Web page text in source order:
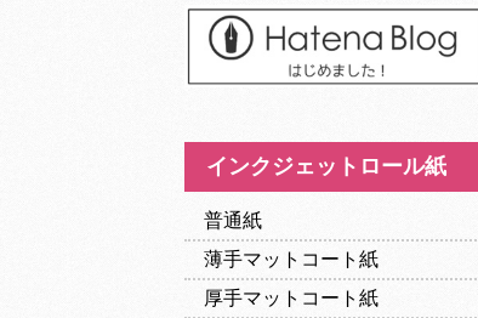
インクジェットロール紙
普通紙
薄手マットコート紙
厚手マットコート紙